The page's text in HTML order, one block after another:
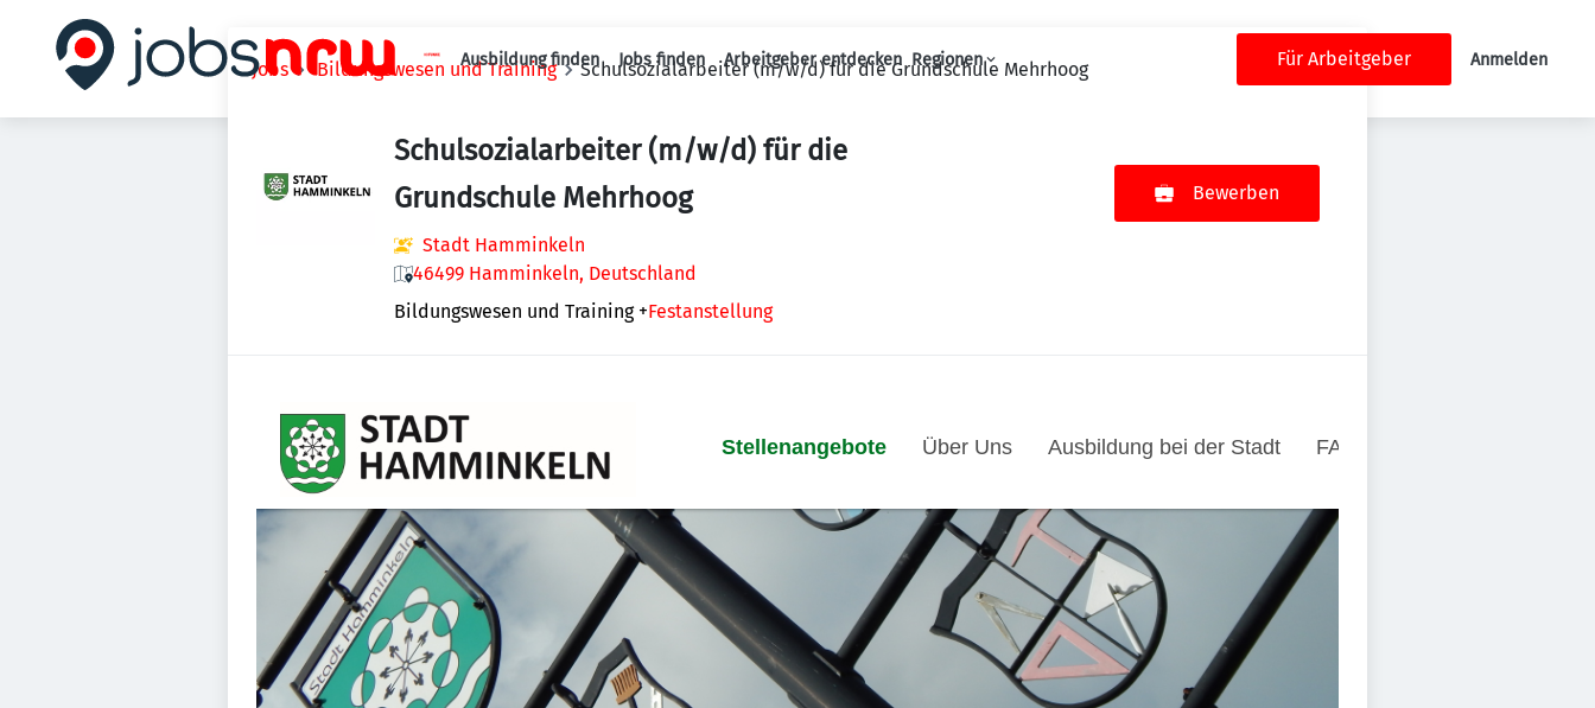
Haupt-Navigation
Ausbildung finden Jobs finden Arbeitgeber entdecken Regionen Für Arbeitgeber Anmelden
Jobs Bildungswesen und Training Schulsozialarbeiter (m/w/d) für die Grundschule Mehrhoog
Schulsozialarbeiter (m/w/d) für die
Grundschule Mehrhoog
Stadt Hamminkeln
46499 Hamminkeln, Deutschland
Bildungswesen und Training +Festanstellung
Bewerben